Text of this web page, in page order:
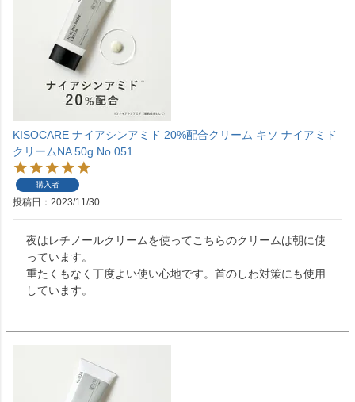
KISOCARE ナイアシンアミド 20%配合クリーム キソ ナイアミド
クリームNA 50g No.051
購入者
投稿日 2023/11/30
夜はレチノールクリームを使ってこちらのクリームは朝に使
っています。
重たくもなく丁度よい使い心地です。首のしわ対策にも使用
しています。